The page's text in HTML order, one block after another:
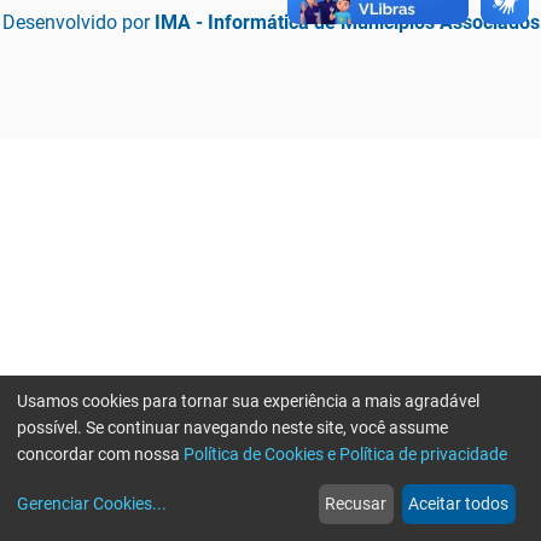
Desenvolvido por IMA - Informática de Municípios Associados
web
Notícias
more_horiz
Mais
Usamos cookies para tornar sua experiência a mais agradável
possível. Se continuar navegando neste site, você assume
concordar com nossa Política de Cookies e Política de privacidade
Gerenciar Cookies... Recusar Aceitar todos
Erro ao enviar informações, por favor tente novamente